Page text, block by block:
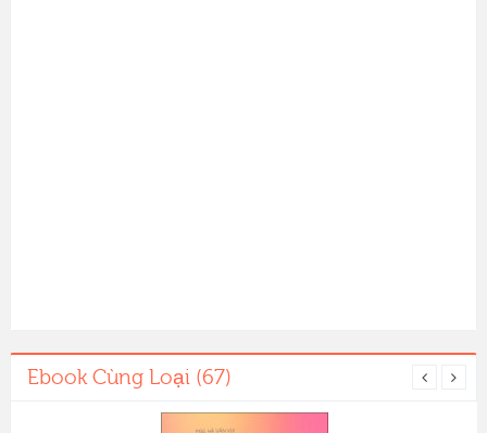
Ebook Cùng Loại (67)